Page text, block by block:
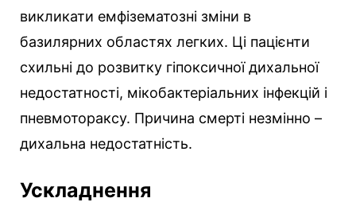
викликати емфізематозні зміни в
базилярних областях легких. Ці пацієнти
схильні до розвитку гіпоксичної дихальної
недостатності, мікобактеріальних інфекцій і
пневмотораксу. Причина смерті незмінно –
дихальна недостатність.
Ускладнення